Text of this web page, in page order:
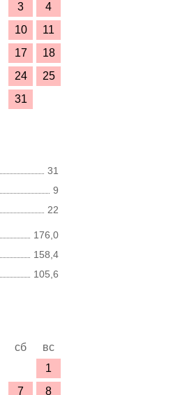
3
4
10
11
17
18
24
25
31
31
9
22
176,0
158,4
105,6
сб
вс
1
7 8